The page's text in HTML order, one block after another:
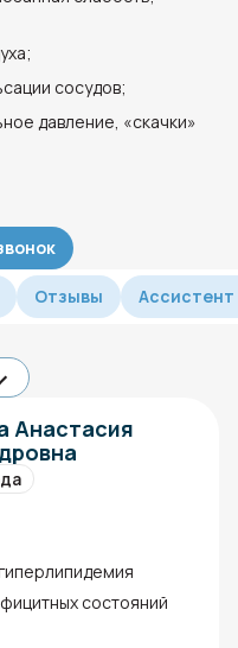
сосудов;
давление, «скачки»
Отзывы
Анастасия
состояний